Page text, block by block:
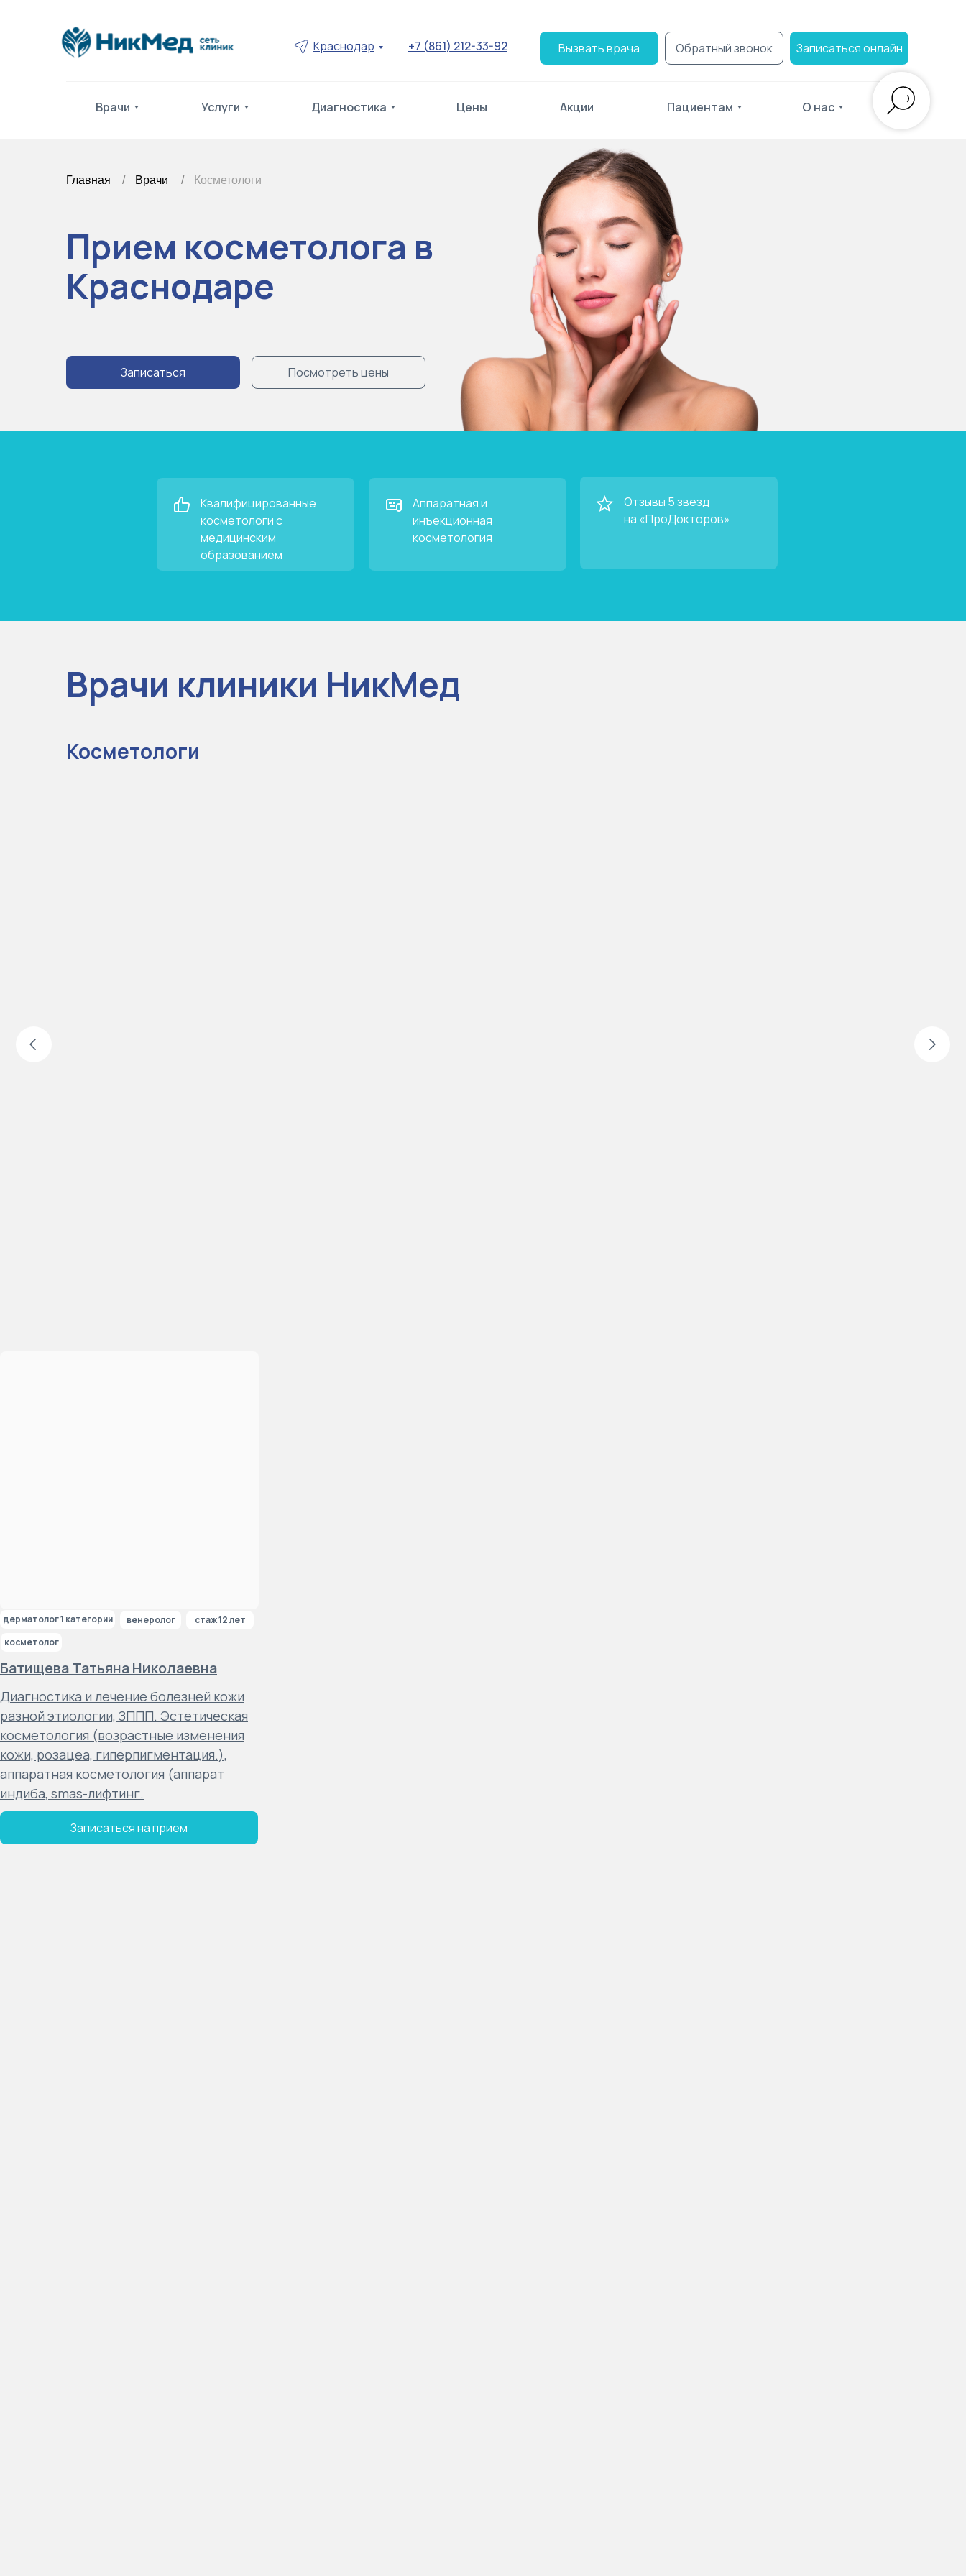
+7 (861) 212-33-92
Краснодар Обратный звонок Записаться онлайн
Вызвать врача
Врачи Услуги Диагностика Цены Акции Пациентам О нас
Прием косметолога в
Краснодаре
Записаться Посмотреть цены
Главная Врачи
/ / Косметологи
Квалифицированные
косметологи с
медицинским
образованием
Отзывы 5 звезд
на «ПроДокторов»
Аппаратная и
инъекционная
косметология
Врачи клиники НикМед
Косметологи
Батищева Татьяна Николаевна
Диагностика и лечение болезней кожи
разной этиологии, ЗППП. Эстетическая
косметология (возрастные изменения
кожи, розацеа, гиперпигментация.),
аппаратная косметология (аппарат
индиба, smas-лифтинг.
дерматолог 1 категории
Записаться на прием
венеролог
косметолог
стаж 12 лет